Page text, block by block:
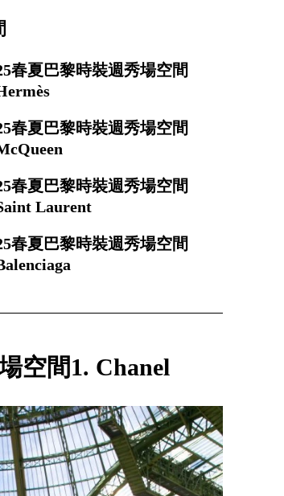
春夏巴黎時裝週秀場空間
春夏巴黎時裝週秀場空間
春夏巴黎時裝週秀場空間
Laurent
春夏巴黎時裝週秀場空間
空間1. Chanel